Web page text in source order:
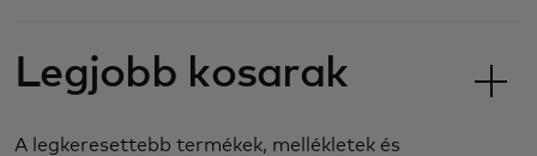
Legjobb kosarak
A legkeresettebb termékek, mellékletek és